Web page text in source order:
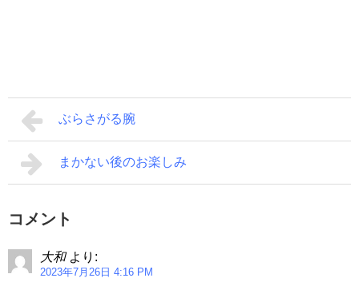
ぶらさがる腕
まかない後のお楽しみ
コメント
大和 より:
2023年7月26日 4:16 PM